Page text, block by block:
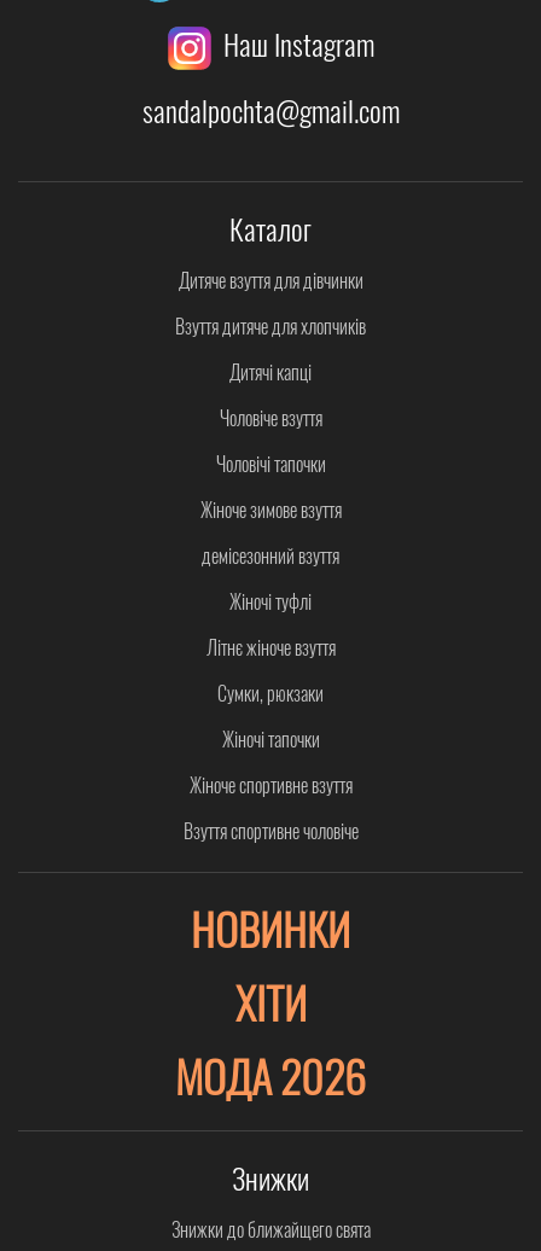
Наш Instagram
sandalpochta@gmail.com
Каталог
Дитяче взуття для дівчинки
Взуття дитяче для хлопчиків
Дитячі капці
Чоловіче взуття
Чоловічі тапочки
Жіноче зимове взуття
демісезонний взуття
Жіночі туфлі
Літнє жіноче взуття
Сумки, рюкзаки
Жіночі тапочки
Жіноче спортивне взуття
Взуття спортивне чоловіче
НОВИНКИ
ХІТИ
МОДА 2026
Знижки
Знижки до ближайщего свята